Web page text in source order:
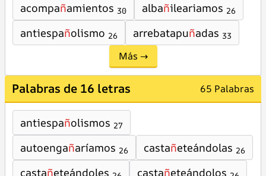
acompañamientos 30 albañileariamos 26
antiespañolismo 26 arrebatapuñadas 33
Más →
Palabras de 16 letras 65 Palabras
antiespañolismos 27
autoengañaríamos 26 castañeteándolas 26
castañeteándoles castañeteándolos